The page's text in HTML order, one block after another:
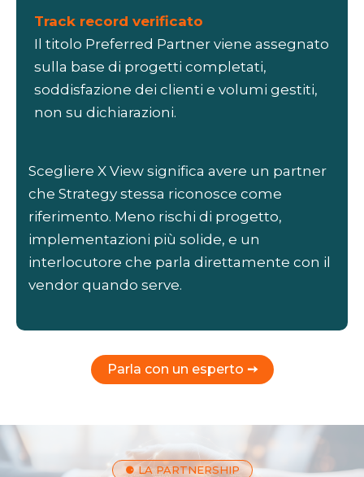
Track record verificato
Il titolo Preferred Partner viene assegnato
sulla base di progetti completati,
soddisfazione dei clienti e volumi gestiti,
non su dichiarazioni.
Scegliere X View significa avere un partner
che Strategy stessa riconosce come
riferimento. Meno rischi di progetto,
implementazioni più solide, e un
interlocutore che parla direttamente con il
vendor quando serve.
Parla con un esperto ➙
⚈ LA PARTNERSHIP